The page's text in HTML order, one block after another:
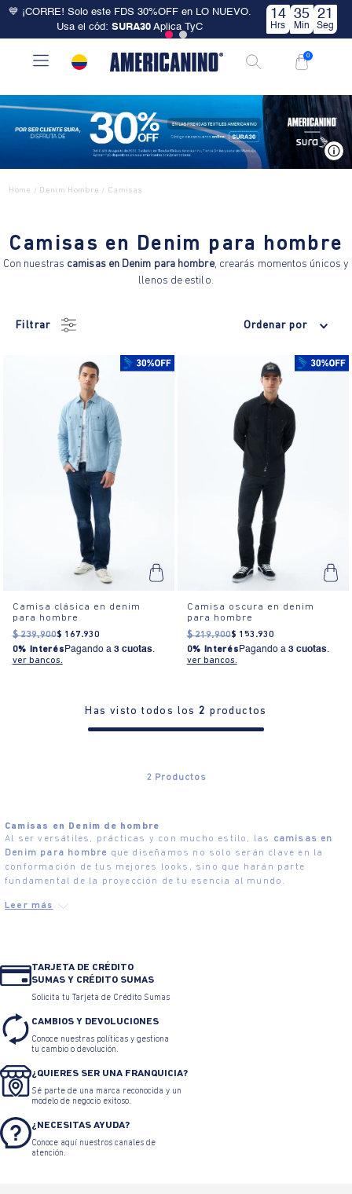
💙 ¡CORRE! Solo este FDS 30%OFF en LO NUEVO.
Usa el cód:SURA30 Aplica TyC
14
Hrs
35
Min
21
Seg
0
Home / Denim Hombre / Camisas
Camisas en Denim para hombre
Con nuestras camisas en Denim para hombre, crearás momentos únicos y
llenos de estilo.
Filtrar Ordenar por
Camisa clásica en denim
para hombre
$ 239.900$ 167.930
0% Interés Pagando a 3 cuotas.
ver bancos.
Camisa oscura en denim
para hombre
$ 219.900$ 153 .930
0% Interés Pagando a 3 cuotas.
ver bancos.
Has visto todos los2 productos
2 Productos
Camisas en Denim de hombre
Al ser versátiles, prácticas y con mucho estilo, las
camisas en
Denim para hombre que diseñamos no solo serán clave en la
conformación de tus mejores looks, sino que harán parte
fundamental de la proyección de tu esencia al mundo.
TARJETA DE CRÉDITO
SUMAS Y CRÉDITO SUMAS
Solicita tu Tarjeta de Crédito Sumas
CAMBIOS Y DEVOLUCIONES
Conoce nuestras políticas y gestiona
tu cambio o devolución.
¿QUIERES SER UNA FRANQUICIA?
Sé parte de una marca reconocida y un
modelo de negocio exitoso.
¿NECESITAS AYUDA?
Conoce aquí nuestros canales de
atención.